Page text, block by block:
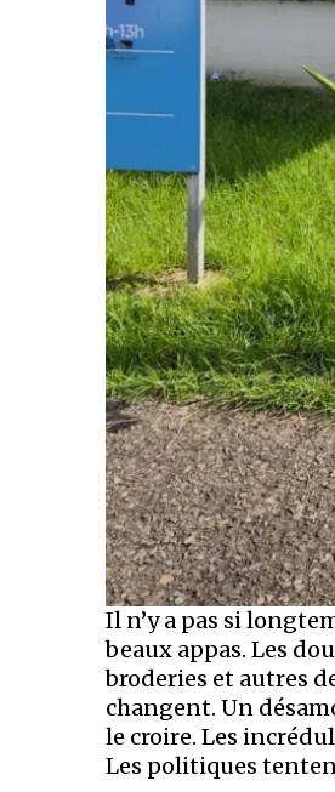
Il n’y a pas si
beaux appas. Les
broderies et autres
changent. Un
le croire. Les
Les politiques